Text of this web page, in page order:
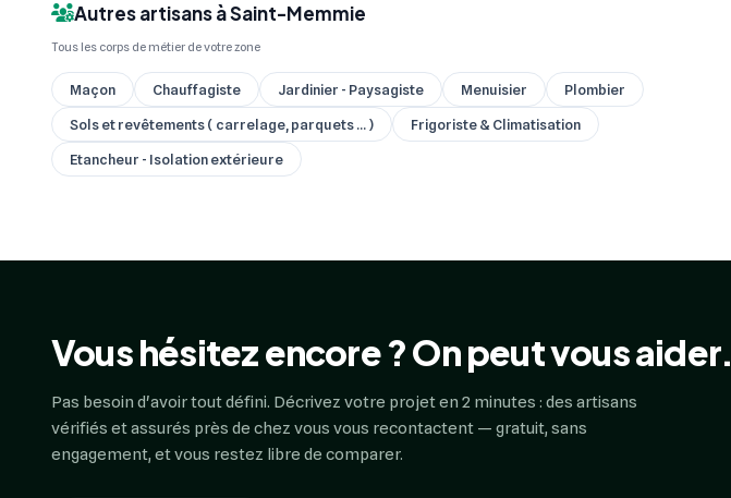
Autres artisans à Saint-Memmie
Tous les corps de métier de votre zone
Maçon Chauffagiste Jardinier - Paysagiste Menuisier
Plombier
Sols et revêtements ( carrelage, parquets ... )
Frigoriste & Climatisation
Etancheur - Isolation extérieure
Vous hésitez encore ? On peut vous aider.
Pas besoin d'avoir tout défini. Décrivez votre projet en 2 minutes : des artisans
vérifiés et assurés près de chez vous vous recontactent — gratuit, sans
engagement, et vous restez libre de comparer.